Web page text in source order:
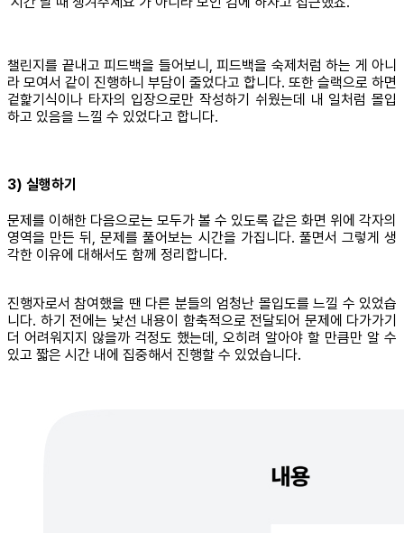
챌린지를 끝내고 피드백을 들어보니, 피드백을 숙제처럼 하는 게 아니
라 모여서 같이 진행하니 부담이 줄었다고 합니다. 또한 슬랙으로 하면
겉핥기식이나 타자의 입장으로만 작성하기 쉬웠는데 내 일처럼 몰입
하고 있음을 느낄 수 있었다고 합니다.
3) 실행하기
문제를 이해한 다음으로는 모두가 볼 수 있도록 같은 화면 위에 각자의
영역을 만든 뒤, 문제를 풀어보는 시간을 가집니다. 풀면서 그렇게 생
각한 이유에 대해서도 함께 정리합니다.
진행자로서 참여했을 땐 다른 분들의 엄청난 몰입도를 느낄 수 있었습
니다. 하기 전에는 낯선 내용이 함축적으로 전달되어 문제에 다가가기
더 어려워지지 않을까 걱정도 했는데, 오히려 알아야 할 만큼만 알 수
있고 짧은 시간 내에 집중해서 진행할 수 있었습니다.